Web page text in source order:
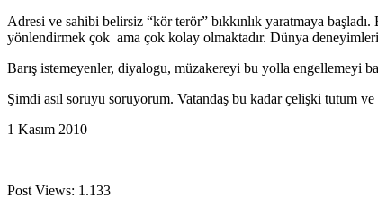
Adresi ve sahibi belirsiz “kör terör” bıkkınlık yaratmaya
yönlendirmek çok ama çok kolay olmaktadır. Dünya
Barış istemeyenler, diyalogu, müzakereyi bu yolla engellemeyi
Şimdi asıl soruyu soruyorum. Vatandaş bu kadar çelişki tutum
1 Kasım 2010
Post Views: 1.133